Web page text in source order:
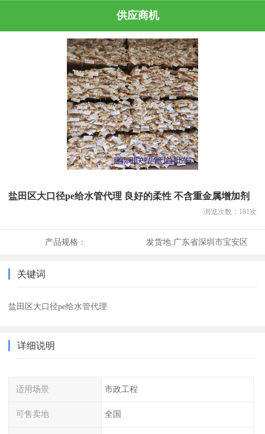
供应商机
盐田区大口径pe给水管代理 良好的柔性 不含重金属增加剂
浏览次数： 181 次
产品规格： 发货地:广东省深圳市宝安区
关键词
盐田区大口径pe给水管代理
详细说明
适用场景 市政工程
可售卖地 全国